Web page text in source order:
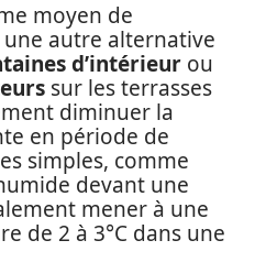
moyen de
autre alternative
d’intérieur ou
sur les terrasses
diminuer la
en période de
simples, comme
devant une
mener à une
de 2 à 3°C dans une